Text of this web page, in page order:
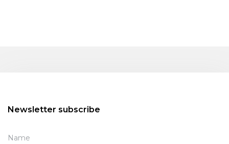
Newsletter subscribe
Name